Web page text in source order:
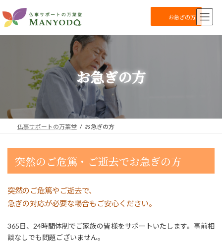
ン
テ
ン
ビ
ゲ
ー
お急ぎの方
お急ぎの方
仏事サポートの万葉堂 お急ぎの方
突然のご危篤・ご逝去でお急ぎの方
突然のご危篤やご逝去で、
急ぎの対応が必要な場合もご安心ください。
365日、24時間体制でご家族の皆様をサポートいたします。事前相
談なしでも問題ございません。